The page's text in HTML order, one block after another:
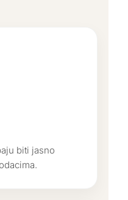
biti jasno